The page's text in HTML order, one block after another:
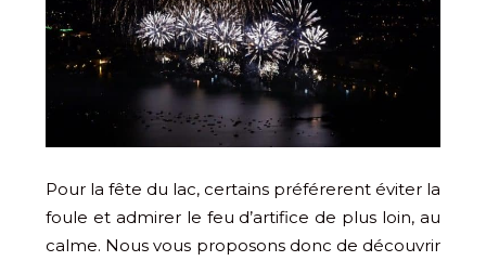
Pour la fête du lac, certains préférerent éviter la
foule et admirer le feu d’artifice de plus loin, au
calme. Nous vous proposons donc de découvrir